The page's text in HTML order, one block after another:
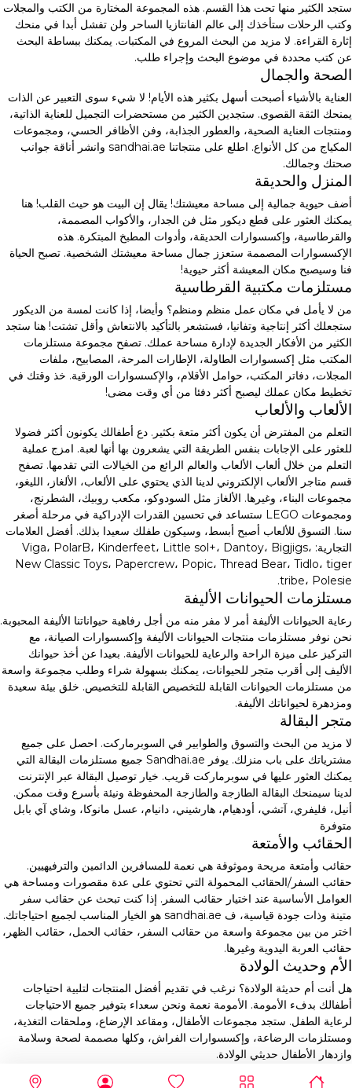
ستجد الكثير منها تحت هذا القسم. هذه المجموعة المختارة من الكتب والمجلات
وكتب الرحلات ستأخذك إلى عالم الفانتازيا الساحر ولن تفشل أبدا في منحك
إثارة القراءة. لا مزيد من البحث المروع في المكتبات. يمكنك ببساطة البحث
عن كتب محددة في موضوع البحث وإجراء طلب.
الصحة والجمال
العناية بالأشياء أصبحت أسهل بكثير هذه الأيام! لا شيء سوى التعبير عن الذات
يمنحك الثقة القصوى. ستجدين الكثير من مستحضرات التجميل للعناية الذاتية،
ومنتجات العناية الصحية، والعطور الجذابة، وفن الأظافر الحسي، ومجموعات
المكياج من كل الأنواع. اطلع على منتجاتنا sandhai.ae وانشر أناقة جوانب
صحتك وجمالك.
المنزل والحديقة
أضف حيوية جمالية إلى مساحة معيشتك! يقال إن البيت هو حيث القلب! هنا
يمكنك العثور على قطع ديكور مثل فن الجدار، والأكواب المصممة،
والقرطاسية، وإكسسوارات الحديقة، وأدوات المطبخ المبتكرة. هذه
الإكسسوارات المصممة ستعزز جمال مساحة معيشتك الشخصية. تصبح الحياة
فنا وسيصبح مكان المعيشة أكثر حيوية!
مستلزمات مكتبية القرطاسية
من لا يأمل في مكان عمل منظم ومنظم؟ وأيضا، إذا كانت لمسة من الديكور
ستجعلك أكثر إنتاجية وتفانيا، فستشعر بالتأكيد بالانتعاش وأقل تشتت! هنا ستجد
الكثير من الأفكار الجديدة لإدارة مساحة عملك. تصفح مجموعة مستلزمات
المكتب مثل إكسسوارات الطاولة، الإطارات المرحة، المصابيح، ملفات
المجلات، دفاتر المكتب، حوامل الأقلام، والإكسسوارات الورقية. خذ وقتك في
تخطيط مكان عملك ليصبح أكثر دفئا من أي وقت مضى!
الألعاب والألعاب
التعلم من المفترض أن يكون أكثر متعة بكثير. دع أطفالك يكونون أكثر فضولا
للعثور على الإجابات بنفس الطريقة التي يشعرون بها أنها لعبة. امزج عملية
التعلم من خلال ألعاب الألعاب والعالم الرائع من الخيالات التي تقدمها. تصفح
قسم متاجر الألعاب الإلكتروني لدينا الذي يحتوي على الألعاب، الألغاز، الليغو،
مجموعات البناء، وغيرها. الألغاز مثل السودوكو، مكعب روبيك، الشطرنج،
ومجموعات LEGO ستساعد في تحسين القدرات الإدراكية في مرحلة أصغر
سنا. التسوق للألعاب أصبح أبسط، وسيكون طفلك سعيدا بذلك. أفضل العلامات
التجارية: Viga، PolarB، Kinderfeet، Little sol+، Dantoy، Bigjigs،
New Classic Toys، Papercrew، Popic، Thread Bear، Tidlo، tiger
tribe، Polesie.
مستلزمات الحيوانات الأليفة
رعاية الحيوانات الأليفة أمر لا مفر منه من أجل رفاهية حيواناتنا الأليفة المحبوبة.
نحن نوفر مستلزمات منتجات الحيوانات الأليفة وإكسسوارات الصيانة، مع
التركيز على ميزة الراحة والرعاية للحيوانات الأليفة. بعيدا عن أخذ حيوانك
الأليف إلى أقرب متجر للحيوانات، يمكنك بسهولة شراء وطلب مجموعة واسعة
من مستلزمات الحيوانات القابلة للتخصيص القابلة للتخصيص. خلق بيئة سعيدة
ومزدهرة لحيواناتك الأليفة.
متجر البقالة
لا مزيد من البحث والتسوق والطوابير في السوبرماركت. احصل على جميع
مشترياتك على باب منزلك. يوفر Sandhai.ae جميع مستلزمات البقالة التي
يمكنك العثور عليها في سوبرماركت قريب. خيار توصيل البقالة عبر الإنترنت
لدينا سيمنحك البقالة الطازجة والطازجة المحفوظة ونيئة بأسرع وقت ممكن.
أنيل، فليفري، آتشي، أودهيام، هارشيني، دانيام، عسل مانوكا، وشاي آي بابل
متوفرة
الحقائب والأمتعة
حقائب وأمتعة مريحة وموثوقة هي نعمة للمسافرين الدائمين والترفيهيين.
حقائب السفر/الحقائب المحمولة التي تحتوي على عدة مقصورات ومساحة هي
العوامل الأساسية عند اختيار حقائب السفر. إذا كنت تبحث عن حقائب سفر
متينة وذات جودة قياسية، ف sandhai.ae هو الخيار المناسب لجميع احتياجاتك.
اختر من بين مجموعة واسعة من حقائب السفر، حقائب الحمل، حقائب الظهر،
حقائب العربة اليدوية وغيرها.
الأم وحديث الولادة
هل أنت أم حديثة الولادة؟ نرغب في تقديم أفضل المنتجات لتلبية احتياجات
أطفالك بدفء الأمومة. الأمومة نعمة ونحن سعداء بتوفير جميع الاحتياجات
لرعاية الطفل. ستجد مجموعات الأطفال، ومقاعد الإرضاع، وملحقات التغذية،
ومستلزمات الرضاعة، وإكسسوارات الفراش، وكلها مصممة لصحة وسلامة
وازدهار الأطفال حديثي الولادة.